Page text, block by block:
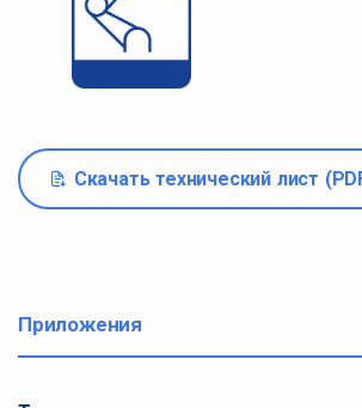
Скачать технический лист
Приложения